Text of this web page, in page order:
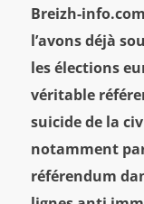
Breizh-
l’avons déjà
les élections
véritable
suicide de la
notamment
référendum